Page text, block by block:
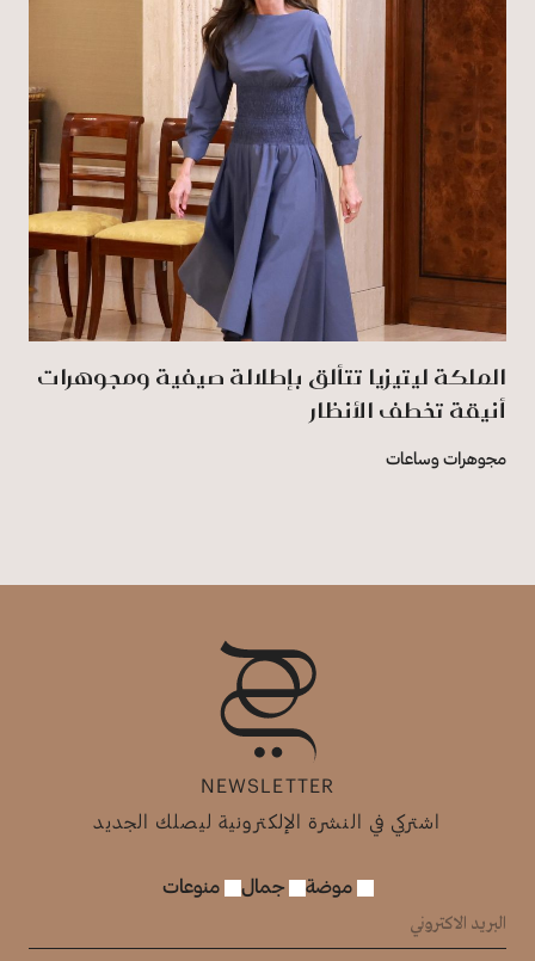
الملكة ليتيزيا تتألق بإطلالة صيفية ومجوهرات
أنيقة تخطف الأنظار
مجوهرات وساعات
NEWSLETTER
اشتركي في النشرة الإلكترونية ليصلك الجديد
موضة جمال منوعات